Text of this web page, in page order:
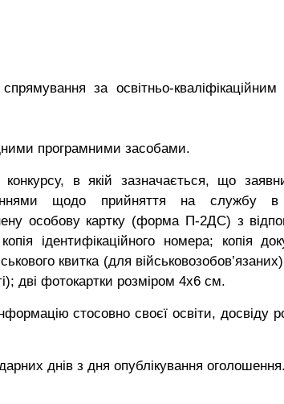
за освітньо-кваліфікаційним
програмними засобами.
в якій зазначається, що
щодо прийняття на службу в
особову картку (форма П-2ДС) з
ідентифікаційного номера; копія
квитка (для
дві фотокартки розміром 4х6 см.
стосовно своєї освіти, досвіду
днів з дня опублікування оголошення.